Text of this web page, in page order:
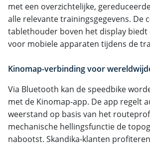
met een overzichtelijke,
alle relevante trainingsgegevens. De
tablethouder boven het display biedt
voor mobiele apparaten tijdens de
Kinomap-verbinding voor
Via Bluetooth kan de speedbike
met de Kinomap-app. De app regelt
weerstand op basis van het
mechanische hellingsfunctie de
nabootst. Skandika-klanten